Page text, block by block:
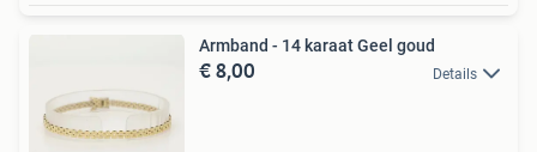
Armband - 14 karaat Geel goud
€ 8,00 Details